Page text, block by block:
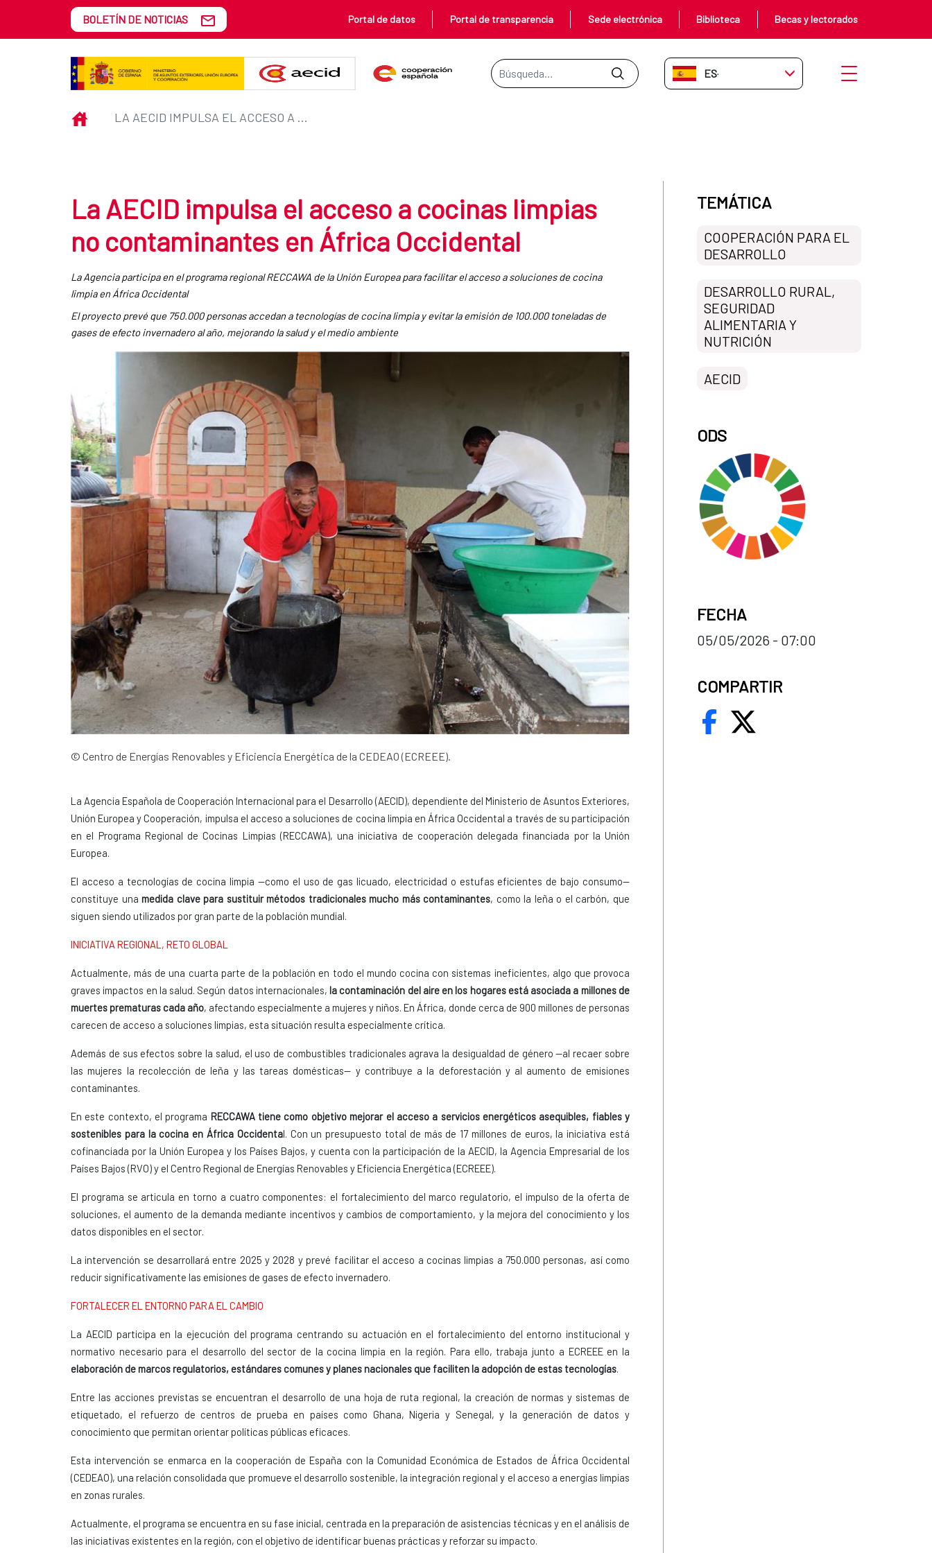
Saltar al contenido principal
La AECID impulsa el acceso a cocinas limpias no contaminantes en África Occidental
BOLETÍN DE NOTICIAS Portal de datos Portal de transparencia Sede electrónica Biblioteca Becas y lectorados
Barra de búsqueda
ES-ES Abrir menú
INICIO LA AECID IMPULSA EL ACCESO A COCINAS LIMPIAS NO CONTAMINANTES EN ÁFRICA OCCIDENTAL
La AECID impulsa el acceso a cocinas limpias
no contaminantes en África Occidental
La Agencia participa en el programa regional RECCAWA de la Unión Europea para facilitar el acceso a soluciones de cocina
limpia en África Occidental
El proyecto prevé que 750.000 personas accedan a tecnologías de cocina limpia y evitar la emisión de 100.000 toneladas de
gases de efecto invernadero al año, mejorando la salud y el medio ambiente
© Centro de Energías Renovables y Eficiencia Energética de la CEDEAO (ECREEE).
La Agencia Española de Cooperación Internacional para el Desarrollo (AECID), dependiente del Ministerio de Asuntos Exteriores,
Unión Europea y Cooperación, impulsa el acceso a soluciones de cocina limpia en África Occidental a través de su participación
en el Programa Regional de Cocinas Limpias (RECCAWA), una iniciativa de cooperación delegada financiada por la Unión
Europea.
El acceso a tecnologías de cocina limpia —como el uso de gas licuado, electricidad o estufas eficientes de bajo consumo—
constituye unamedida clave para sustituir métodos tradicionales mucho más contaminantes, como la leña o el carbón, que
siguen siendo utilizados por gran parte de la población mundial.
INICIATIVA REGIONAL, RETO GLOBAL
Actualmente, más de una cuarta parte de la población en todo el mundo cocina con sistemas ineficientes, algo que provoca
graves impactos en la salud. Según datos internacionales,la contaminación del aire en los hogares está asociada a millones de
muertes prematuras cada año, afectando especialmente a mujeres y niños. En África, donde cerca de 900 millones de personas
carecen de acceso a soluciones limpias, esta situación resulta especialmente crítica.
Además de sus efectos sobre la salud, el uso de combustibles tradicionales agrava la desigualdad de género —al recaer sobre
las mujeres la recolección de leña y las tareas domésticas— y contribuye a la deforestación y al aumento de emisiones
contaminantes.
En este contexto, el programa RECCAWA tiene como objetivo mejorar el acceso a servicios energéticos asequibles, fiables y
sostenibles para la cocina en África Occidental. Con un presupuesto total de más de 17 millones de euros, la iniciativa está
cofinanciada por la Unión Europea y los Países Bajos, y cuenta con la participación de la AECID, la Agencia Empresarial de los
Países Bajos (RVO) y el Centro Regional de Energías Renovables y Eficiencia Energética (ECREEE).
El programa se articula en torno a cuatro componentes: el fortalecimiento del marco regulatorio, el impulso de la oferta de
soluciones, el aumento de la demanda mediante incentivos y cambios de comportamiento, y la mejora del conocimiento y los
datos disponibles en el sector.
La intervención se desarrollará entre 2025 y 2028 y prevé facilitar el acceso a cocinas limpias a 750.000 personas, así como
reducir significativamente las emisiones de gases de efecto invernadero.
FORTALECER EL ENTORNO PARA EL CAMBIO
La AECID participa en la ejecución del programa centrando su actuación en el fortalecimiento del entorno institucional y
normativo necesario para el desarrollo del sector de la cocina limpia en la región. Para ello, trabaja junto a ECREEE en la
elaboración de marcos regulatorios, estándares comunes y planes nacionales que faciliten la adopción de estas tecnologías.
Entre las acciones previstas se encuentran el desarrollo de una hoja de ruta regional, la creación de normas y sistemas de
etiquetado, el refuerzo de centros de prueba en países como Ghana, Nigeria y Senegal, y la generación de datos y
conocimiento que permitan orientar políticas públicas eficaces.
Esta intervención se enmarca en la cooperación de España con la Comunidad Económica de Estados de África Occidental
(CEDEAO), una relación consolidada que promueve el desarrollo sostenible, la integración regional y el acceso a energías limpias
en zonas rurales.
Actualmente, el programa se encuentra en su fase inicial, centrada en la preparación de asistencias técnicas y en el análisis de
las iniciativas existentes en la región, con el objetivo de identificar buenas prácticas y reforzar su impacto.
TEMÁTICA
COOPERACIÓN PARA EL
DESARROLLO
DESARROLLO RURAL,
SEGURIDAD
ALIMENTARIA Y
NUTRICIÓN
AECID
ODS
FECHA
05/05/2026 - 07:00
COMPARTIR